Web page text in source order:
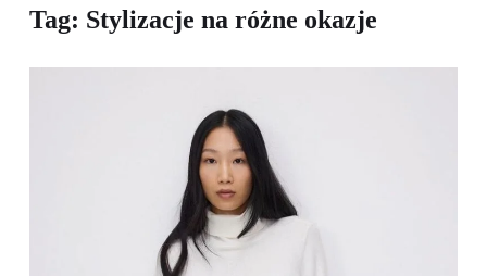
Tag: Stylizacje na różne okazje